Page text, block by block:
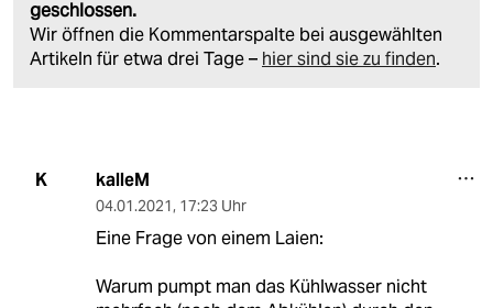
geschlossen.
Wir öffnen die Kommentarspalte bei ausgewählten
Artikeln für etwa drei Tage – hier sind sie zu finden.
K kalleM
04.01.2021, 17:23 Uhr
Eine Frage von einem Laien:
Warum pumpt man das Kühlwasser nicht